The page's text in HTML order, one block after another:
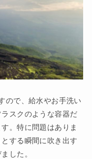
ので、給水やお手洗い
スクのような容器だ
。特に問題はありま
する瞬間に吹き出す
した。